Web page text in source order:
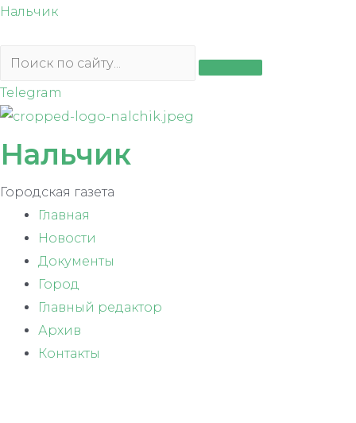
Перейти
содержимому
Нальчик
Telegram
Нальчик
Городская газета
Главная
Новости
Документы
Город
Главный редактор
Архив
Контакты